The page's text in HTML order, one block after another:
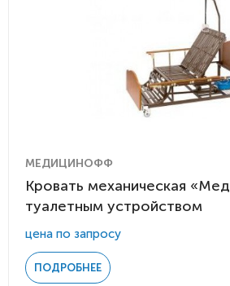
МЕДИЦИНОФФ
Кровать механическая
туалетным устройством
цена по запросу
ПОДРОБНЕЕ